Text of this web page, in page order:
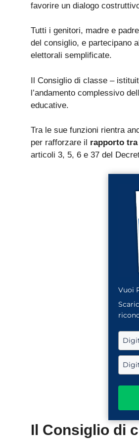
favorire un dialogo
Tutti i genitori, madre e
del consiglio, e partecipano
elettorali semplificate.
Il Consiglio di classe –
l’andamento complessivo
educative.
Tra le sue funzioni rientra
per rafforzare il rapporto
articoli 3, 5, 6 e 37 del
Vuoi
Il Consiglio di